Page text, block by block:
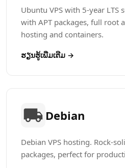
Ubuntu VPS with 5-year LTS
with APT packages, full root
hosting and containers.
ຮຽນຮູ້​ເພີ່ມເຕີມ →
Debian
Debian VPS hosting. Rock-
packages, perfect for